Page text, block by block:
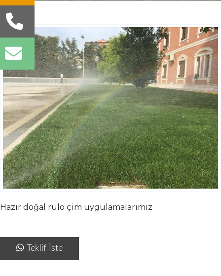
Hazır doğal rulo çim uygulamalarımız
Teklif İste